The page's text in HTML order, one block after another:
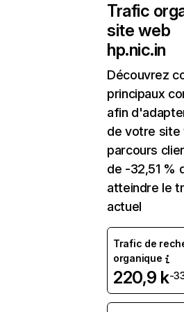
Trafic
site web
hp.nic.in
Découvrez
principaux
afin
de votre site
parcours
de -32,51 %
atteindre le
actuel
Trafic de
organique
220,9 k-